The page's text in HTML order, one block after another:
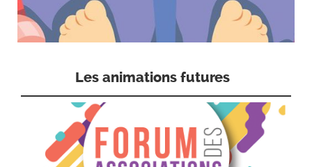
Les animations futures